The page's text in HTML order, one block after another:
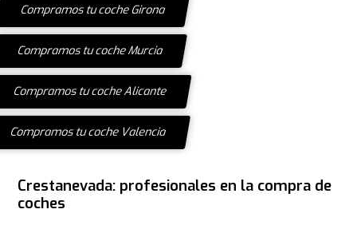
Compramos tu coche Girona
Compramos tu coche Murcia
Compramos tu coche Alicante
Compramos tu coche Valencia
Crestanevada: profesionales en la compra de
coches